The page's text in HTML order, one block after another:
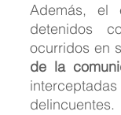
Además, el
detenidos
ocurridos en
de la
delincuentes.